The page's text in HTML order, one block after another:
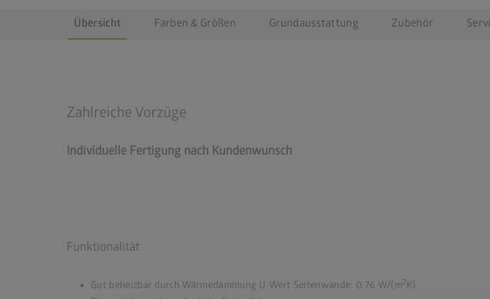
Übersicht Farben & Größen Grundausstattung Zubehör
Zahlreiche Vorzüge
Individuelle Fertigung nach Kundenwunsch
Funktionalität
Gut beheizbar durch Wärmedämmung U-Wert Seitenwände: 0,76 W/(m2K)